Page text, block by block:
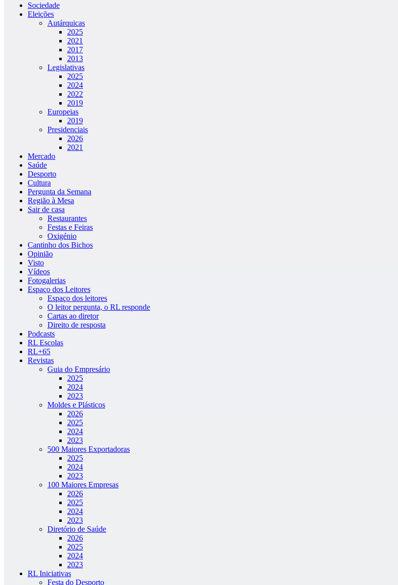
Sociedade
Eleições
Autárquicas
2025
2021
2017
2013
Legislativas
2025
2024
2022
2019
Europeias
2019
Presidenciais
2026
2021
Mercado
Saúde
Desporto
Cultura
Pergunta da Semana
Região à Mesa
Sair de casa
Restaurantes
Festas e Feiras
Oxigénio
Cantinho dos Bichos
Opinião
Visto
Vídeos
Fotogalerias
Espaço dos Leitores
Espaço dos leitores
O leitor pergunta, o RL responde
Cartas ao diretor
Direito de resposta
Podcasts
RL Escolas
RL+65
Revistas
Guia do Empresário
2025
2024
2023
Moldes e Plásticos
2026
2025
2024
2023
500 Maiores Exportadoras
2025
2024
2023
100 Maiores Empresas
2026
2025
2024
2023
Diretório de Saúde
2026
2025
2024
2023
RL Iniciativas
Festa do Desporto